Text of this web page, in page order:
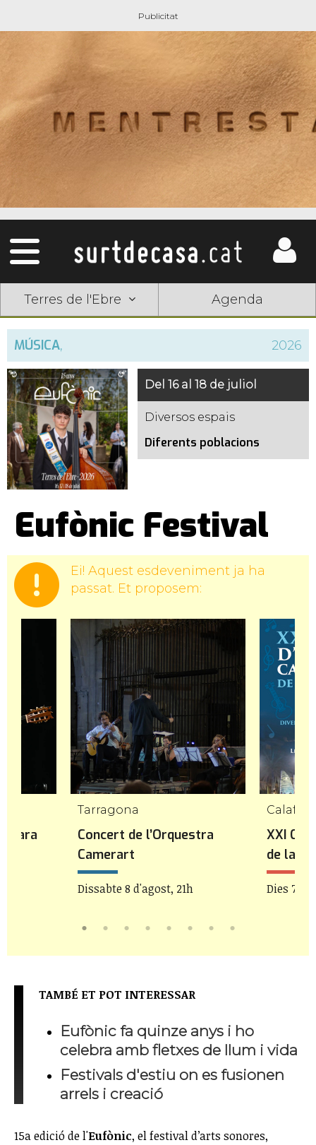
Terres de l'Ebre Agenda
MÚSICA, 2026
Del 16 al 18 de juliol
Diversos espais
Diferents poblacions
Eufònic Festival
Ei! Aquest esdeveniment ja ha
passat. Et proposem:
Tarragona
Concert de l’Orquestra
Camerart
Dissabte 8 d'agost, 21h
Calafell
XXI
de la
Dies 7 i
TAMBÉ ET POT INTERESSAR
Eufònic fa quinze anys i ho
celebra amb fletxes de llum i vida
Festivals d'estiu on es fusionen
arrels i creació
15a edició de l'Eufònic, el festival d’arts sonores,